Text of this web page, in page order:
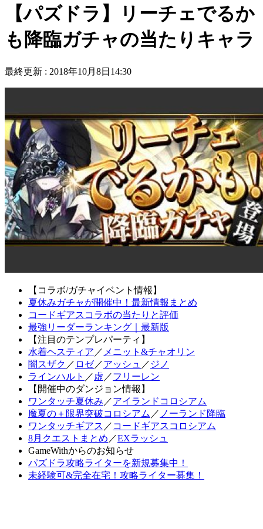
【パズドラ】リーチェでるか
も降臨ガチャの当たりキャラ
最終更新 : 2018年10月8日14:30
【コラボ/ガチャイベント情報】
夏休みガチャが開催中！最新情報まとめ
コードギアスコラボの当たりと評価
最強リーダーランキング｜最新版
【注目のテンプレパーティ】
水着ヘスティア ／ メニット&チャオリン
闇スザク ／ ロゼ／アッシュ ／ ジノ
ラインハルト ／ 虚 ／フリーレン
【開催中のダンジョン情報】
ワンタッチ夏休み ／アイランドコロシアム
魔夏の＋限界突破コロシアム ／ ノーランド降臨
ワンタッチギアス ／ コードギアスコロシアム
8月クエストまとめ ／EXラッシュ
GameWithからのお知らせ
パズドラ攻略ライターを新規募集中！
未経験可&完全在宅！攻略ライター募集！